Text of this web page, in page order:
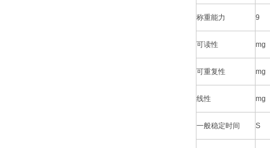
称重能力 9
可读性 mg
可重复性 mg
线性 mg
一般稳定时间 S